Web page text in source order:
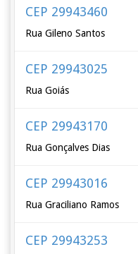
CEP 29943460
Rua Gileno Santos
CEP 29943025
Rua Goiás
CEP 29943170
Rua Gonçalves Dias
CEP 29943016
Rua Graciliano Ramos
CEP 29943253